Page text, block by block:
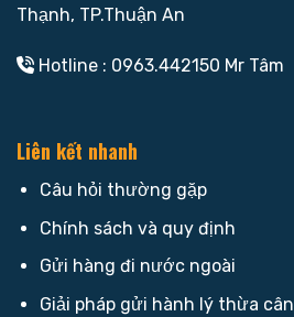
Thạnh, TP.Thuận An
Hotline : 0963.442150 Mr Tâm
Liên kết nhanh
Câu hỏi thường gặp
Chính sách và quy định
Gửi hàng đi nước ngoài
Giải pháp gửi hành lý thừa cân